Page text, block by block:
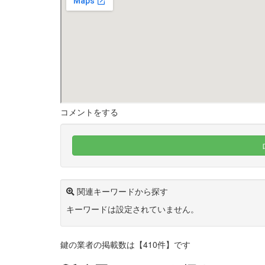
コメントをする
関連キーワードから探す
キーワードは設定されていません。
鍵の業者の掲載数は 【410件】 です